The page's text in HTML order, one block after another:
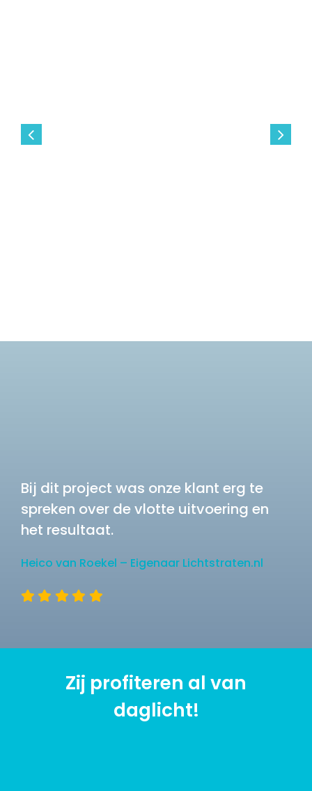
Bij dit project was onze klant erg te
spreken over de vlotte uitvoering en
het resultaat.
Heico van Roekel – Eigenaar Lichtstraten.nl
Zij profiteren al van
daglicht!